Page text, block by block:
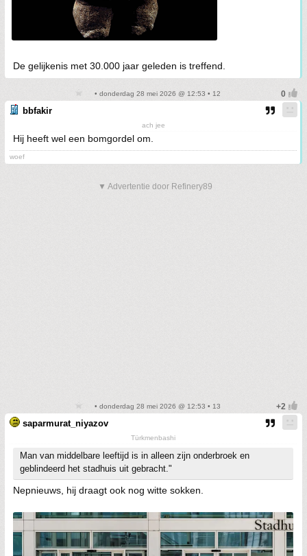
De gelijkenis met 30.000 jaar geleden is treffend.
• donderdag 28 mei 2026 @ 12:53 • 12
bbfakir
ach jee
Hij heeft wel een bomgordel om.
woef
▼ Advertentie door Refinery89
• donderdag 28 mei 2026 @ 12:53 • 13
saparmurat_niyazov
Türkmenbashi
Man van middelbare leeftijd is in alleen zijn onderbroek en
geblindeerd het stadhuis uit gebracht."
Nepnieuws, hij draagt ook nog witte sokken.